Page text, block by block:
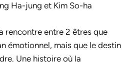
Ha-jung et Kim So-ha
rencontre entre 2 êtres que
émotionnel, mais que le destin
Une histoire où la